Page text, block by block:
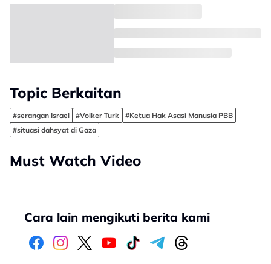
Topic Berkaitan
#serangan Israel #Volker Turk
#Ketua Hak Asasi Manusia PBB
#situasi dahsyat di Gaza
Must Watch Video
Cara lain mengikuti berita kami